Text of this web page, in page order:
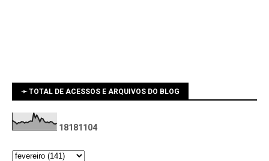
➛ TOTAL DE ACESSOS E ARQUIVOS DO BLOG
1 81 81 1 04